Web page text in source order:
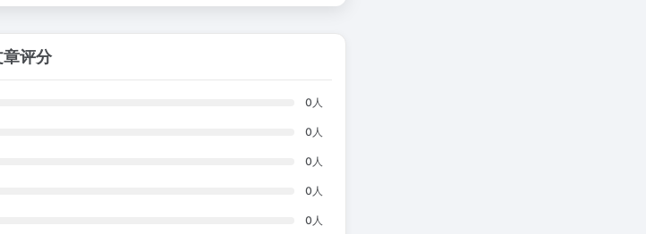
评分
0 人
0 人
0 人
0 人
0 人